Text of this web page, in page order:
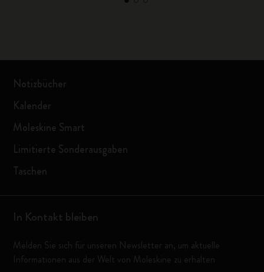
Notizbücher
Kalender
Moleskine Smart
Limitierte Sonderausgaben
Taschen
In Kontakt bleiben
Melden Sie sich für unseren Newsletter an, um aktuelle
Informationen aus der Welt von Moleskine zu erhalten